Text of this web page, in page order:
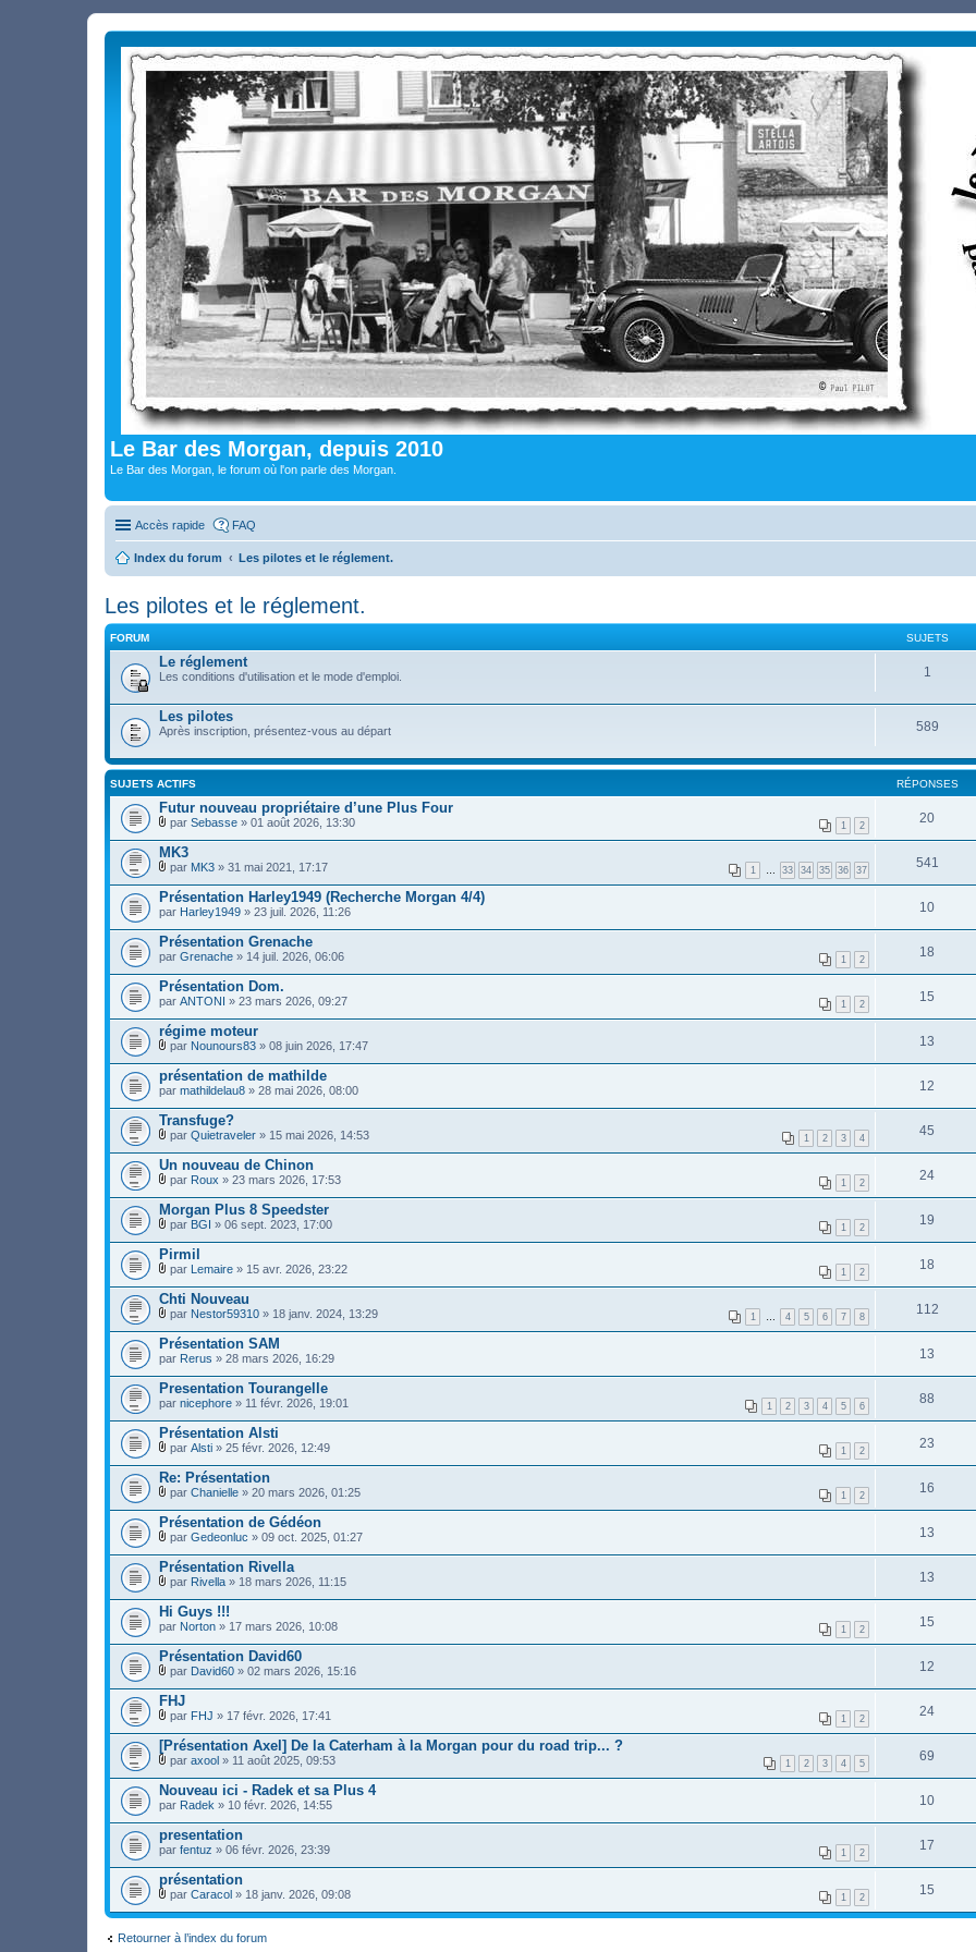
Le Bar des Morgan, depuis 2010
Le Bar des Morgan, le forum où l'on parle des Morgan.
Accès rapide FAQ
Index du forum Les pilotes et le réglement.
Les pilotes et le réglement.
FORUM SUJETS
Le réglement
Les conditions d'utilisation et le mode d'emploi. 1
Les pilotes
Après inscription, présentez-vous au départ 589
SUJETS ACTIFS RÉPONSES
Futur nouveau propriétaire d’une Plus Four
1 2
F
i
c
h
i
e
r
s
)
j
o
i
n
t
(
s
)
par Sebasse » 01 août 2026, 13:30 20
MK3
1 33 34 35 36 37
F
i
c
h
i
e
r
s
)
j
o
i
n
t
(
s
par MK3 » 31 mai 2021, 17:17 541
Présentation Harley1949 (Recherche Morgan 4/4)
par Harley1949 » 23 juil. 2026, 11:26 10
Présentation Grenache
1 2
par Grenache » 14 juil. 2026, 06:06 18
Présentation Dom.
1 2
par ANTONI » 23 mars 2026, 09:27 15
régime moteur
F
c
h
i
e
r
s
)
o
i
n
t
(
s
)
par Nounours83 » 08 juin 2026, 17:47 13
présentation de mathilde
par mathildelau8 » 28 mai 2026, 08:00 12
Transfuge?
1 2 3 4
F
i
c
h
i
e
r
s
)
o
i
n
t
(
s
par Quietraveler » 15 mai 2026, 14:53 45
Un nouveau de Chinon
1 2
F
i
c
h
i
e
r
s
)
o
i
n
t
(
s
par Roux » 23 mars 2026, 17:53 24
Morgan Plus 8 Speedster
1 2
F
i
c
h
i
e
r
s
)
j
o
i
n
t
(
s
)
par BGI » 06 sept. 2023, 17:00 19
Pirmil
1 2
F
i
c
h
i
e
r
s
)
j
o
i
n
t
(
s
)
par Lemaire » 15 avr. 2026, 23:22 18
Chti Nouveau
1 4 5 6 7 8
F
i
c
h
i
e
r
s
)
o
i
n
t
(
s
)
par Nestor59310 » 18 janv. 2024, 13:29 112
Présentation SAM
par Rerus » 28 mars 2026, 16:29 13
Presentation Tourangelle
1 2 3 4 5 6
par nicephore » 11 févr. 2026, 19:01 88
Présentation Alsti
1 2
F
i
c
h
i
e
r
s
)
o
i
n
t
(
s
)
par Alsti » 25 févr. 2026, 12:49 23
Re: Présentation
1 2
F
i
c
h
i
e
r
s
)
j
o
i
n
t
(
s
)
par Chanielle » 20 mars 2026, 01:25 16
Présentation de Gédéon
F
i
c
h
i
e
r
s
)
o
i
n
t
(
s
)
par Gedeonluc » 09 oct. 2025, 01:27 13
Présentation Rivella
F
i
c
h
i
e
r
s
)
o
i
n
t
(
s
par Rivella » 18 mars 2026, 11:15 13
Hi Guys !!!
1 2
par Norton » 17 mars 2026, 10:08 15
Présentation David60
F
i
c
h
i
e
r
s
)
j
o
i
n
t
(
s
)
par David60 » 02 mars 2026, 15:16 12
FHJ
1 2
F
i
h
i
e
r
s
)
j
o
i
n
t
(
s
par FHJ » 17 févr. 2026, 17:41 24
[Présentation Axel] De la Caterham à la Morgan pour du road trip... ?
1 2 3 4 5
F
i
c
h
i
e
r
s
)
o
n
par axool » 11 août 2025, 09:53 69
Nouveau ici - Radek et sa Plus 4
par Radek » 10 févr. 2026, 14:55 10
presentation
1 2
par fentuz » 06 févr. 2026, 23:39 17
présentation
1 2
F
i
h
par Caracol » 18 janv. 2026, 09:08 15
Retourner à l’index du forum